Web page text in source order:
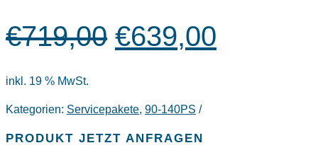
€719,00 Ursprünglicher
Preis
€639,00
Preis
inkl. 19 % MwSt.
Kategorien: Service­pakete, 90-140PS
PRODUKT JETZT ANFRAGEN